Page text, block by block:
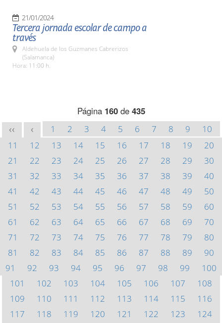
21/01/2024
Tercera jornada escolar de campo a
través
Aldehuela de los Guzmanes Cabrerizos
(Salamanca)
Hora: 11:00 h.
Página 160de 435
<< < 1 2 3 4 5 6 7 8 9
10
11
12 13 14 15 16 17 18 19
20
21
22 23 24 25 26 27 28 29
30
31
32 33 34 35 36 37 38 39
40
41
42 43 44 45 46 47 48 49
50
51
52 53 54 55 56 57 58 59
60
61
62 63 64 65 66 67 68 69
70
71
72 73 74 75 76 77 78 79
80
81
82 83 84 85 86 87 88 89
90
91
92 93 94 95 96 97 98 99
100
101
102 103 104 105 106 107
108
109
110 111 112 113 114 115
116
117
118 119 120 121 122 123
124